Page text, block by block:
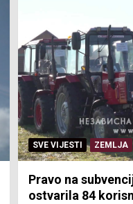
SVE VIJESTI ZEMLJA
Pravo na
ostvarila 84